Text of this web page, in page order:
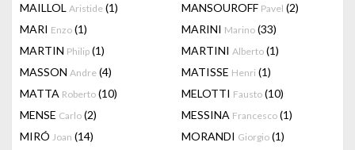
MAILLOL Aristide (1) MANSOUROFF Pavel (2)
MARI Enzo (1) MARINI Marino (33)
MARTIN Philip (1) MARTINI Alberto (1)
MASSON Andre (4) MATISSE Henri (1)
MATTA Roberto (10) MELOTTI Fausto (10)
MENSE Carlo (2) MESSINA Francesco (1)
MIRÓ Joan (14) MORANDI Giorgio (1)